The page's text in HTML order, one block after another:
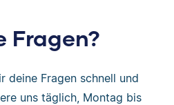
Fragen?
deine Fragen schnell und
uns täglich, Montag bis